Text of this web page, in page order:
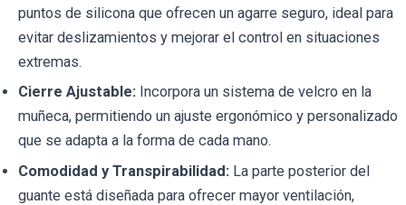
puntos de silicona que ofrecen un agarre seguro, ideal para
evitar deslizamientos y mejorar el control en situaciones
extremas.
Cierre Ajustable: Incorpora un sistema de velcro en la
muñeca, permitiendo un ajuste ergonómico y personalizado
que se adapta a la forma de cada mano.
Comodidad y Transpirabilidad: La parte posterior del
guante está diseñada para ofrecer mayor ventilación,